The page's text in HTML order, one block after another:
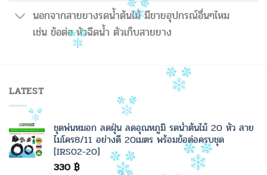
นอกจากสายยางรดน้ำต้นไม้ มีขายอุปกรณ์อื่นๆไหม
เช่น ข้อต่อ หัวฉีดน้ำ ตัวเก็บสายยาง
LATEST
ชุดพ่นหมอก ลดฝุ่น ลดอุณหภูมิ รดน้ำต้นไม้ 20 หัว สาย
ไมโคร8/11 อย่างดี 20เมตร พร้อมข้อต่อครบชุด
[IRS02-20]
330 ฿